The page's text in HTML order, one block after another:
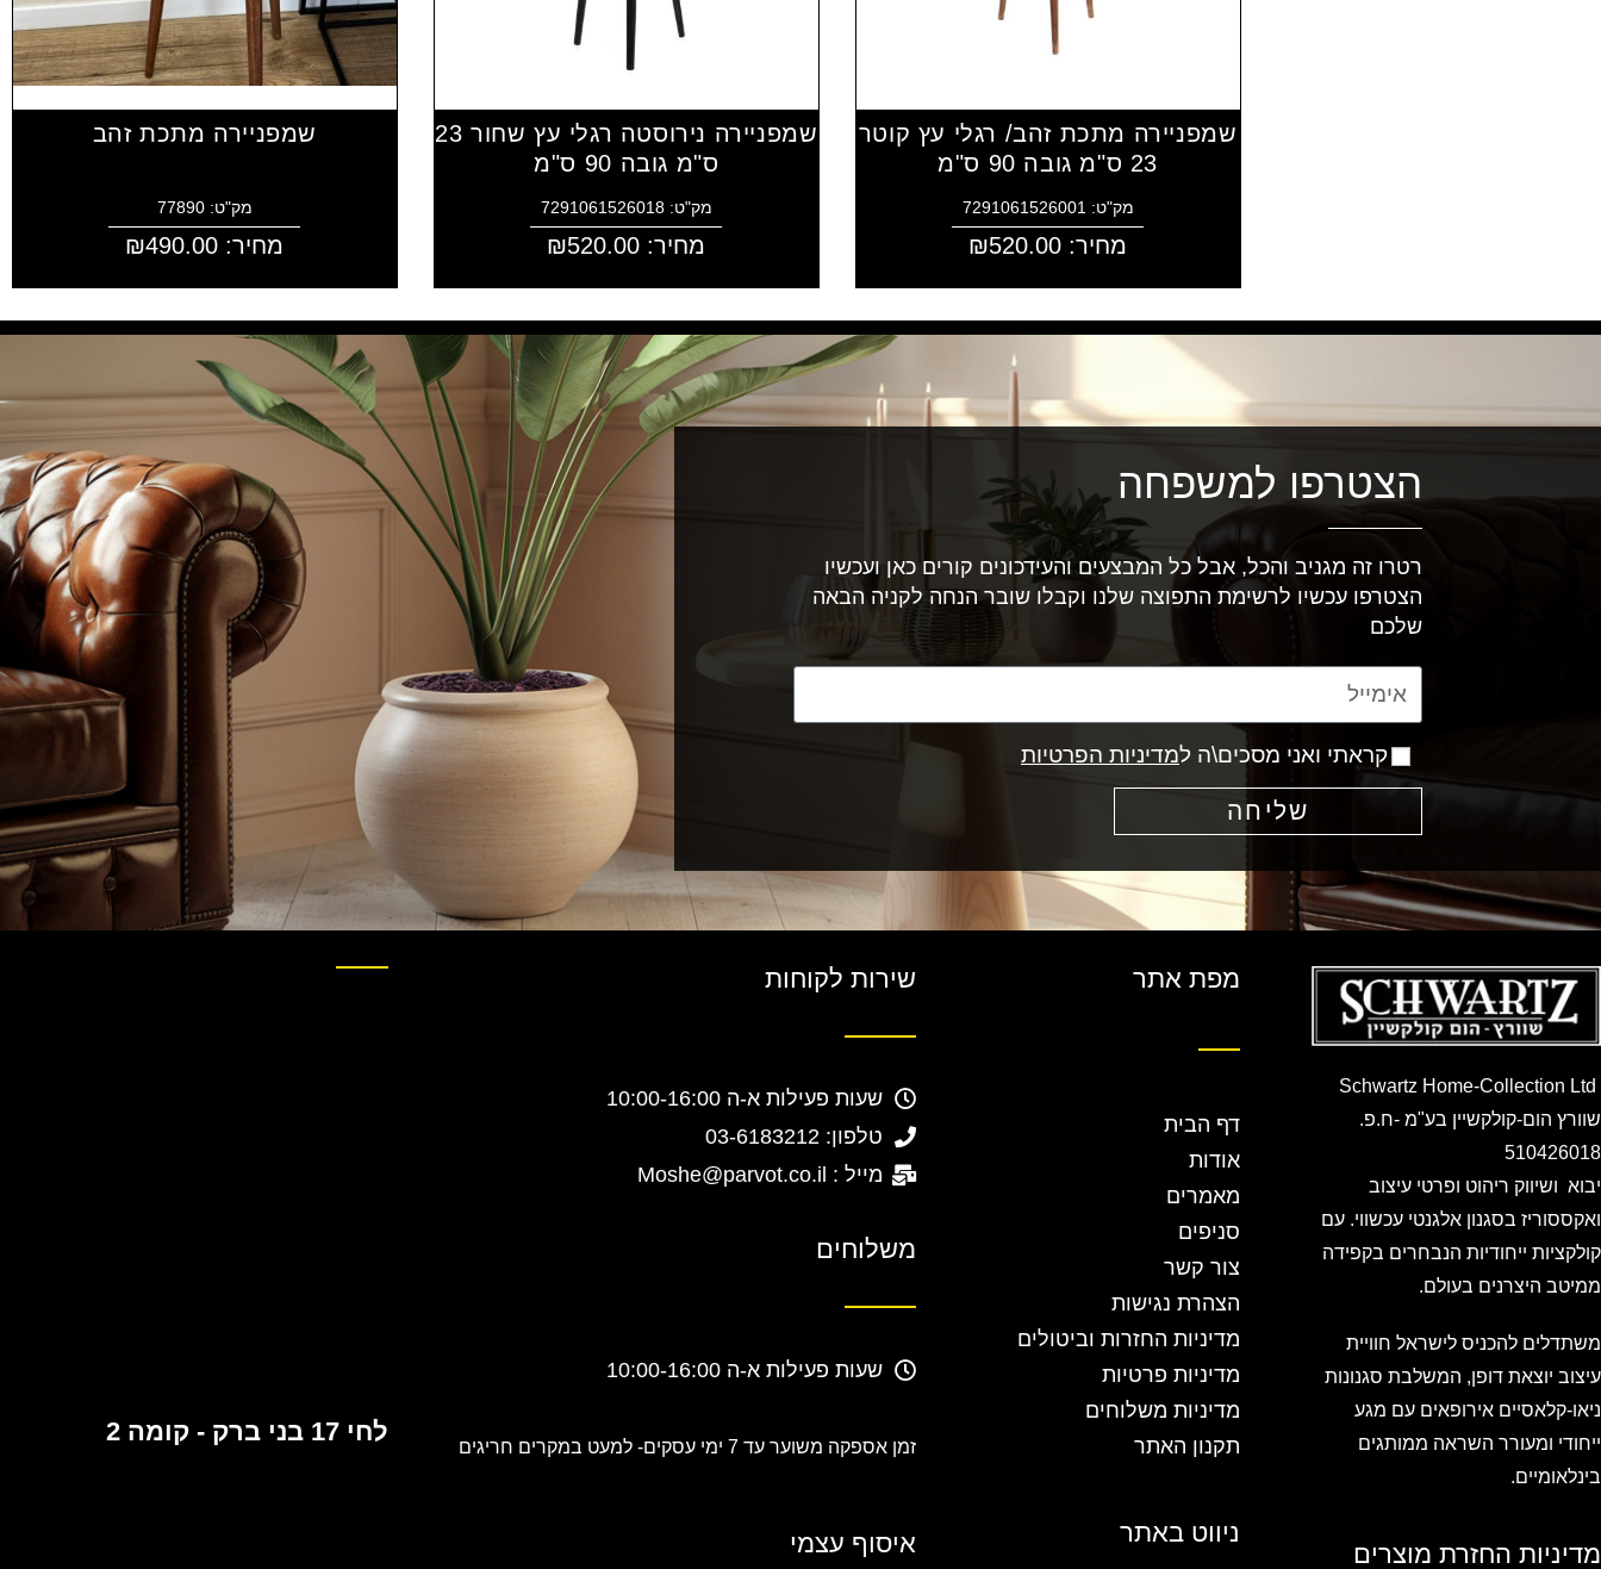
שמפניירה מתכת זהב/ רגלי עץ קוטר
23 ס"מ גובה 90 ס"מ
מק"ט: 7291061526001
מחיר: ₪520.00
שמפניירה נירוסטה רגלי עץ שחור 23
ס"מ גובה 90 ס"מ
מק"ט: 7291061526018
מחיר: ₪520.00
שמפניירה מתכת זהב
מק"ט: 77890
מחיר: ₪490.00
הצטרפו למשפחה
רטרו זה מגניב והכל, אבל כל המבצעים והעידכונים קורים כאן ועכשיו
הצטרפו עכשיו לרשימת התפוצה שלנו וקבלו שובר הנחה לקניה הבאה
שלכם
קראתי ואני מסכים\ה למדיניות הפרטיות
שליחה
שוורץ הום-קולקשיין בע"מ -ח.פ.
510426018
יבוא ושיווק ריהוט ופרטי עיצוב
ואקססוריז בסגנון אלגנטי עכשווי. עם
קולקציות ייחודיות הנבחרים בקפידה
ממיטב היצרנים בעולם.
משתדלים להכניס לישראל חוויית
עיצוב יוצאת דופן, המשלבת סגנונות
ניאו-קלאסיים אירופאים עם מגע
ייחודי ומעורר השראה ממותגים
בינלאומיים.
מדיניות החזרת מוצרים
מפת אתר
דף הבית
אודות
מאמרים
סניפים
צור קשר
הצהרת נגישות
מדיניות החזרות וביטולים
מדיניות פרטיות
מדיניות משלוחים
תקנון האתר
ניווט באתר
שירות לקוחות
שעות פעילות א-ה 10:00-16:00
טלפון: 03-6183212
מייל : Moshe@parvot.co.il
משלוחים
שעות פעילות א-ה 10:00-16:00
זמן אספקה משוער עד 7 ימי עסקים- למעט במקרים חריגים
איסוף עצמי
לחי 17 בני ברק - קומה 2